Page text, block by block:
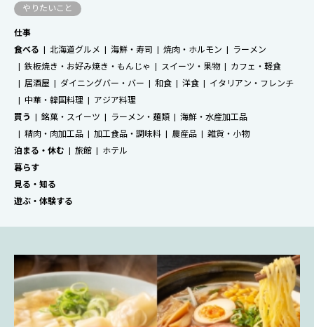
やりたいこと
仕事
食べる
北海道グルメ 海鮮・寿司 焼肉・ホルモン
ラーメン
鉄板焼き・お好み焼き・もんじゃ
スイーツ・果物
カフェ・軽食
居酒屋
ダイニングバー・バー 和食 洋食
イタリアン・フレンチ
中華・韓国料理
アジア料理
買う
銘菓・スイーツ ラーメン・麺類
海鮮・水産加工品
精肉・肉加工品
加工食品・調味料 農産品
雑貨・小物
泊まる・休む
旅館
ホテル
暮らす
見る・知る
遊ぶ・体験する